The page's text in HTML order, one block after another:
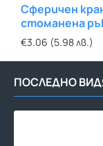
Сферичен
стоманена
WELL
€3.06 (5.98 лв.)
ПОСЛЕДНО